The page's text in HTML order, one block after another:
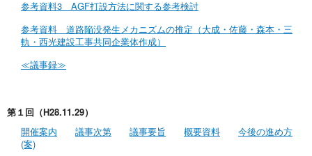
参考資料3 AGF打設方法に関する参考検討
参考資料 道路陥没発生メカニズムの推定（大成・佐藤・森本・三
軌・西光建設工事共同企業体作成）
≪議事録≫
第１回（H28.11.29）
開催案内
議事次第 議事要旨 概要資料
今後の進め方
(案)